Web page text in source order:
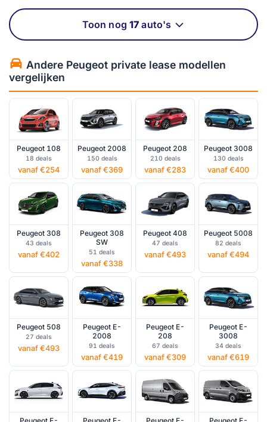
Toon nog 17 auto's
Andere Peugeot private lease modellen
vergelijken
Peugeot 108
18 deals
vanaf €254
Peugeot 2008
150 deals
vanaf €369
Peugeot 208
210 deals
vanaf €283
Peugeot 3008
130 deals
vanaf €400
Peugeot 308
43 deals
vanaf €402
Peugeot 308
SW
51 deals
vanaf €338
Peugeot 408
47 deals
vanaf €493
Peugeot 5008
82 deals
vanaf €494
Peugeot 508
27 deals
vanaf €493
Peugeot E-
2008
91 deals
vanaf €419
Peugeot E-
208
67 deals
vanaf €309
Peugeot E-
3008
34 deals
vanaf €619